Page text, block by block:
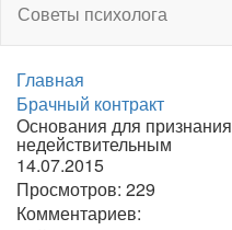
Советы психолога
Главная
Брачный контракт
Основания для
недействительным
14.07.2015
Просмотров: 229
Комментариев: